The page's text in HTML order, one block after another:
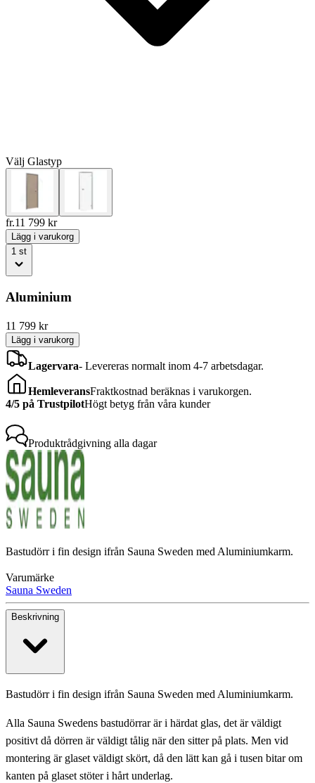
Välj Glastyp
fr.11 799 kr
Lägg i varukorg
1 st
Aluminium
11 799 kr
Lägg i varukorg
Lagervara- Levereras normalt inom 4-7 arbetsdagar.
HemleveransFraktkostnad beräknas i varukorgen.
4/5 på TrustpilotHögt betyg från våra kunder
Produktrådgivning alla dagar
Bastudörr i fin design ifrån Sauna Sweden med Aluminiumkarm.
Varumärke
Sauna Sweden
Beskrivning
Bastudörr i fin design ifrån Sauna Sweden med Aluminiumkarm.
Alla Sauna Swedens bastudörrar är i härdat glas, det är väldigt
positivt då dörren är väldigt tålig när den sitter på plats. Men vid
montering är glaset väldigt skört, då den lätt kan gå i tusen bitar om
kanten på glaset stöter i hårt underlag.